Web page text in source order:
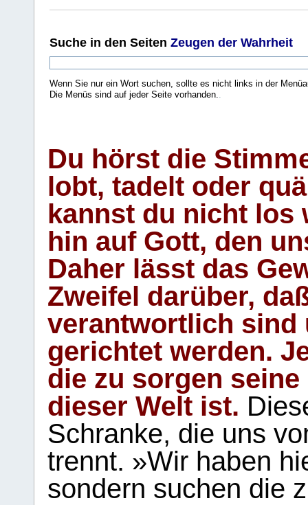
Suche in den Seiten Zeugen der Wahrheit
Wenn Sie nur ein Wort suchen, sollte es nicht links in der
Die Menüs sind auf jeder Seite vorhanden..
Du hörst die
lobt, tadelt oder
kannst du nicht los
hin auf Gott, den
Daher lässt das
Zweifel darüber,
verantwortlich sind
gerichtet werden.
die zu sorgen
dieser Welt ist.
Schranke, die uns
trennt. »Wir haben
sondern suchen die